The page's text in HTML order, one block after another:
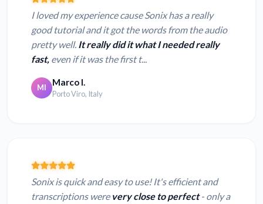
I loved my experience cause Sonix has a really
good tutorial and it got the words from the audio
pretty well. It really did it what I needed really
fast, even if it was the first t...
MI Marco I.
Porto Viro, Italy
Sonix is quick and easy to use! It's efficient and
transcriptions were very close to perfect- only a